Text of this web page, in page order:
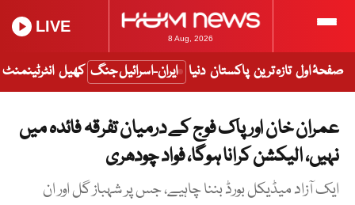
8 Aug, 2026
LIVE
صفحۂ اول تازہ ترین پاکستان دنیا ایران-اسرائیل جنگ کھیل انٹرٹینمنٹ
عمران خان اور پاک فوج کے درمیان تفرقہ فائدہ میں
نہیں، الیکشن کرانا ہوگا، فواد چودھری
ایک آزاد میڈیکل بورڈ بننا چاہیے، جس پر شہباز گل اور ان